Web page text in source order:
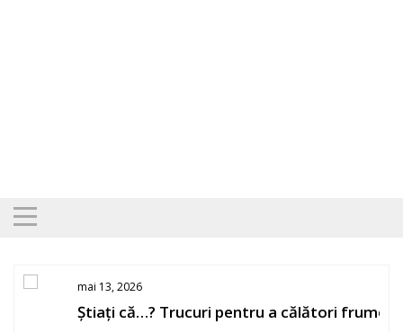
mai 13, 2026
Știați că…? Trucuri pentru a călători frumos